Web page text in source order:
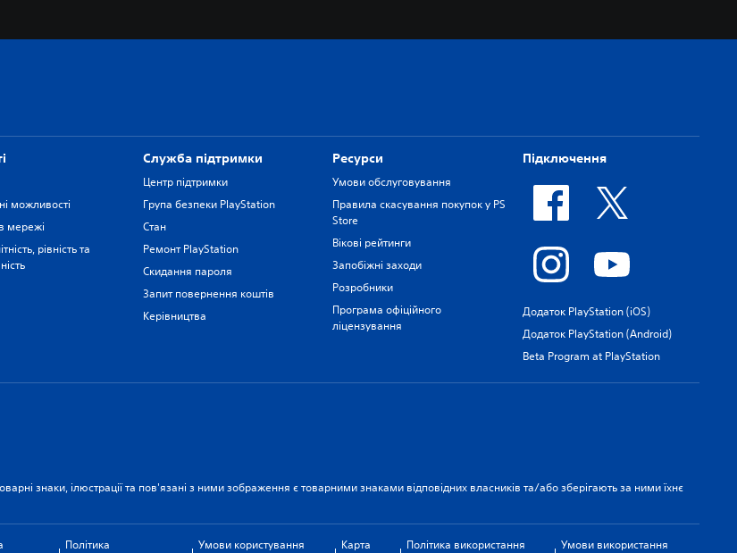
можливості
мережі
рівність та
Служба підтримки
Центр підтримки
Група безпеки PlayStation
Стан
Ремонт PlayStation
Скидання пароля
Запит повернення коштів
Керівництва
Ресурси
Умови обслуговування
Правила скасування покупок у PS
Store
Вікові рейтинги
Запобіжні заходи
Розробники
Програма офіційного
ліцензування
Підключення
Додаток PlayStation (iOS)
Додаток PlayStation (Android)
Beta Program at PlayStation
знаки, ілюстрації та пов'язані з ними зображення є товарними знаками відповідних власників та/або зберігають за ними їхнє
Політика
Умови користування
Карта
Політика використання
Умови використання